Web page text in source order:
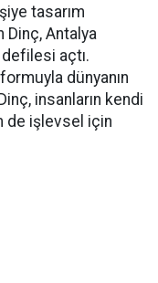
tasarım
Dinç, Antalya
açtı.
dünyanın
insanların kendi
de işlevsel için